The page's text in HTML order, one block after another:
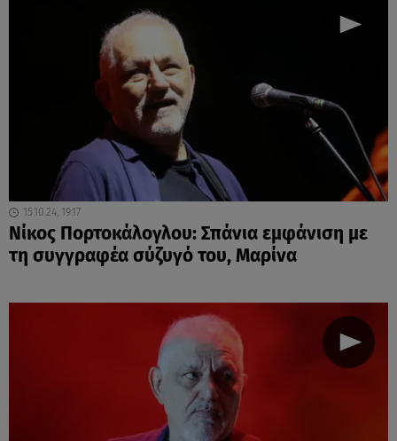
15.10.24, 19:17
Νίκος Πορτοκάλογλου: Σπάνια εμφάνιση με
τη συγγραφέα σύζυγό του, Μαρίνα